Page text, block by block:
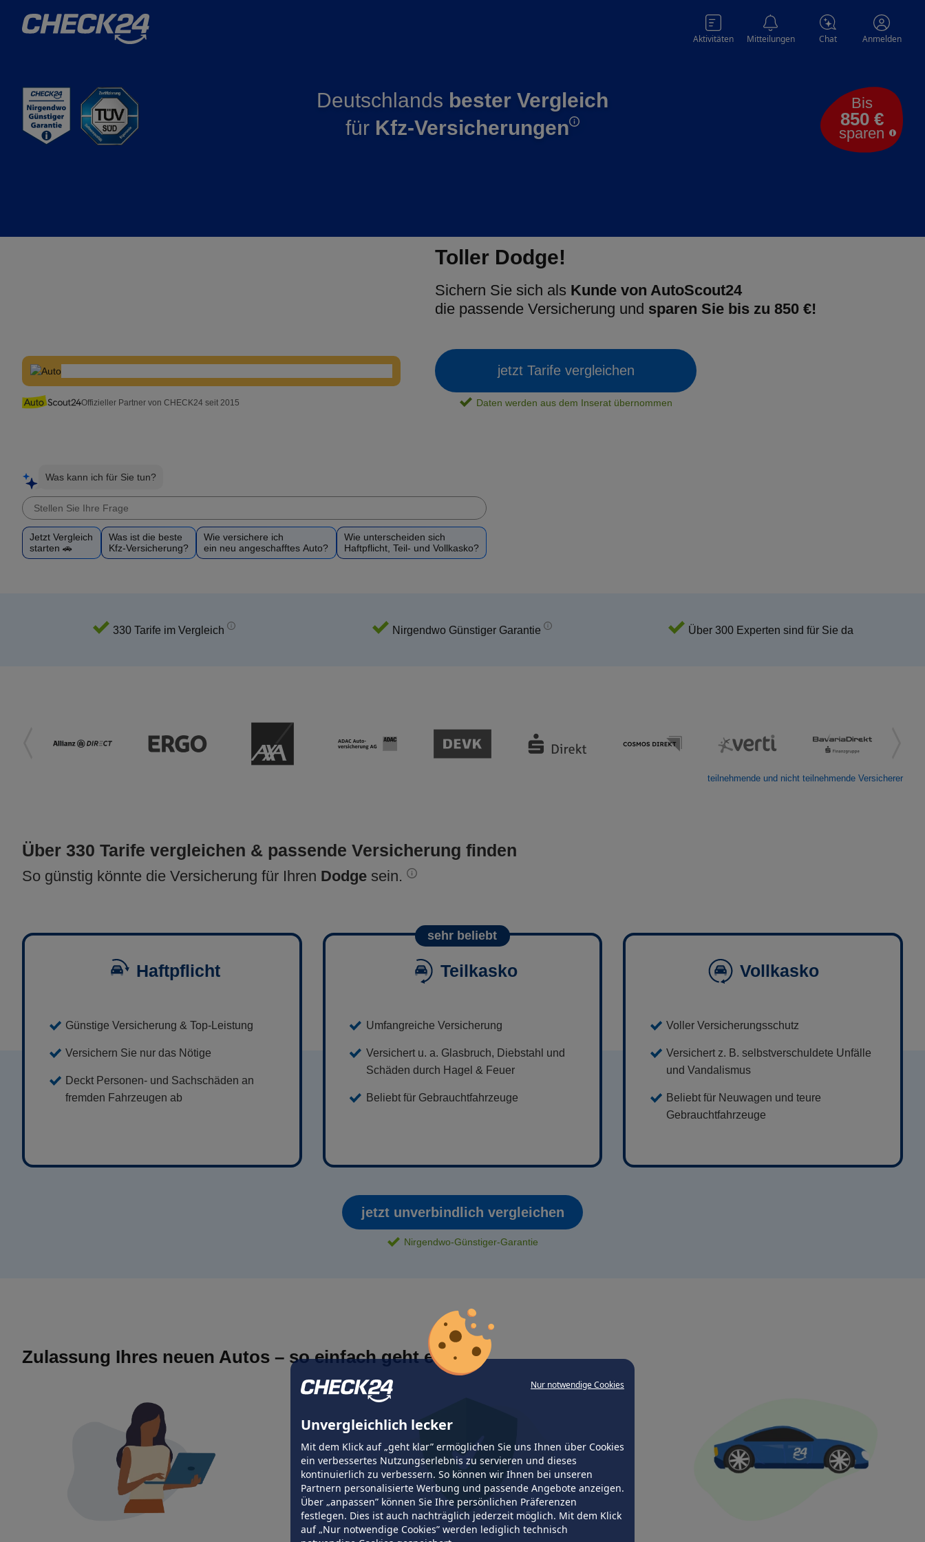
Nur notwendige Cookies
Unvergleichlich lecker
Mit dem Klick auf „geht klar” ermöglichen Sie uns Ihnen über Cookies
ein verbessertes Nutzungserlebnis zu servieren und dieses
kontinuierlich zu verbessern. So können wir Ihnen bei unseren
Partnern personalisierte Werbung und passende Angebote anzeigen.
Über „anpassen” können Sie Ihre persönlichen Präferenzen
festlegen. Dies ist auch nachträglich jederzeit möglich. Mit dem Klick
auf „Nur notwendige Cookies” werden lediglich technisch
Aktivitäten Mitteilungen Chat Anmelden
Deutschlands bester Vergleich
für Kfz-Versicherungen
Bis
850 €
sparen
Offizieller Partner von CHECK24 seit 2015
Toller Dodge!
Sichern Sie sich als Kunde von AutoScout24
die passende Versicherung und sparen Sie bis zu 850 €!
jetzt Tarife vergleichen
Daten werden aus dem Inserat übernommen
Was kann ich für Sie tun?
Jetzt Vergleich
starten 🚗
Was ist die beste
Kfz-Versicherung?
Wie versichere ich
ein neu angeschafftes Auto?
Wie unterscheiden sich
Haftpflicht, Teil- und Vollkasko?
330 Tarife im Vergleich Nirgendwo Günstiger Garantie Über 300 Experten sind für Sie da
teilnehmende und nicht teilnehmende Versicherer
Über 330 Tarife vergleichen & passende Versicherung finden
So günstig könnte die Versicherung für Ihren Dodge sein.
Haftpflicht
Günstige Versicherung & Top-Leistung
Versichern Sie nur das Nötige
Deckt Personen- und Sachschäden an
fremden Fahrzeugen ab
sehr beliebt
Teilkasko
Umfangreiche Versicherung
Versichert u. a. Glasbruch, Diebstahl und
Schäden durch Hagel & Feuer
Beliebt für Gebrauchtfahrzeuge
Vollkasko
Voller Versicherungsschutz
Versichert z. B. selbstverschuldete Unfälle
und Vandalismus
Beliebt für Neuwagen und teure
Gebrauchtfahrzeuge
jetzt unverbindlich vergleichen
Nirgendwo-Günstiger-Garantie
Zulassung Ihres neuen Autos – so einfach geht es